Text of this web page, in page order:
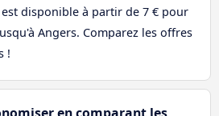
disponible à partir de 7 € pour
Angers. Comparez les offres
!